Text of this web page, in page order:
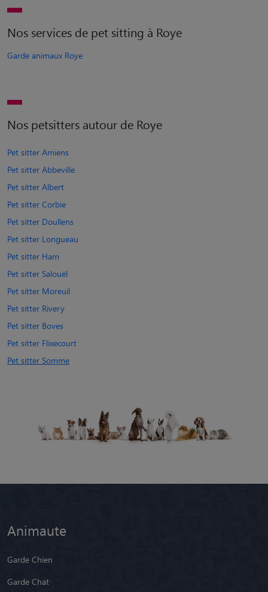
Nos services de pet sitting à Roye
Garde animaux Roye
Nos petsitters autour de Roye
Pet sitter Amiens
Pet sitter Abbeville
Pet sitter Albert
Pet sitter Corbie
Pet sitter Doullens
Pet sitter Longueau
Pet sitter Ham
Pet sitter Salouël
Pet sitter Moreuil
Pet sitter Rivery
Pet sitter Boves
Pet sitter Flixecourt
Pet sitter Somme
Animaute
Garde Chien
Garde Chat